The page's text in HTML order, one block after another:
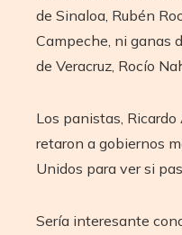
de Sinaloa, Rubén
Campeche, ni ganas
de Veracruz, Rocío
Los panistas,
retaron a gobiernos
Unidos para ver si
Sería interesante